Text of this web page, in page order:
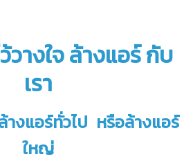
างใจ ล้างแอร์ กับ
เรา
างแอร์ทั่วไป หรือล้างแอร์
ใหญ่